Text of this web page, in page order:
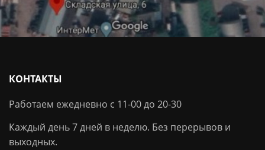
КОНТАКТЫ
Работаем ежедневно с 11-00 до 20-30
Каждый день 7 дней в неделю. Без перерывов и
выходных.